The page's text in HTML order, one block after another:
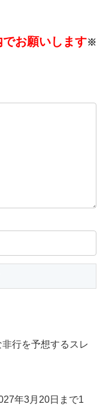
お願いします※
行を予想するスレ
年3月20日まで1